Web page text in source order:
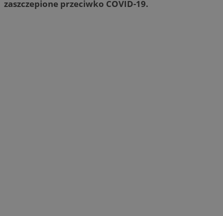
zaszczepione przeciwko COVID-19.